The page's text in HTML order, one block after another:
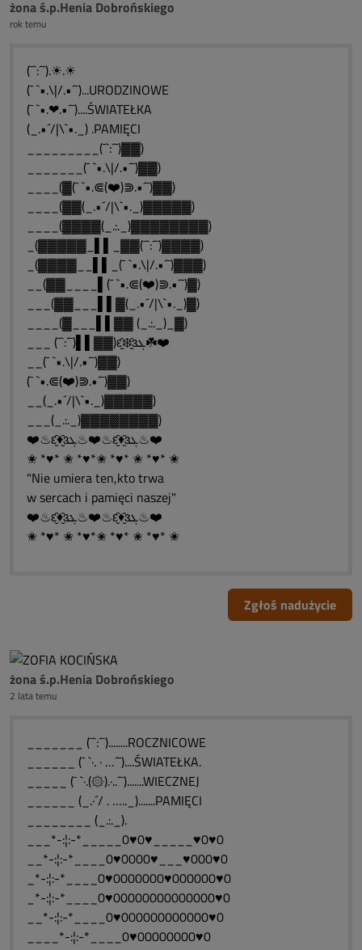
żona ś.p.Henia Dobrońskiego
rok temu
(¯`:´¯).☀.☀
(¯ `•.\|/.•´¯)...URODZINOWE
(¯ `•.❤.•´¯)....ŚWIATEŁKA
(_.•´/|\`•._) .PAMIĘCI
_________(¯`:´¯)▓▓)
_______(¯ `•.\|/.•´¯)▓▓)
____(▓(¯ `•.⋐(❤️)⋑.•´¯)▓▓)
____(▓▓(_.•´/|\`•._)▓▓▓▓▓)
____(▓▓▓▓(_.:._)▓▓▓▓▓▓▓▓)
_(▓▓▓▓▓_▌▌_▓▓(¯`:´¯)▓▓▓▓)
_(▓▓▓▓__▌▌_(¯ `•.\|/.•´¯)▓▓▓)
__(▓▓____▌(¯ `•.⋐(❤️)⋑.•´¯)▓)
___(▓▓___▌▌▓(_.•´/|\`•._)▓)
____(▓___▌▌▓▓ (_.:._)_▓)
___ (¯`:´¯)▌▌▓▓)ԑ̮̑❄️̮̑ɜܓ☘️❤️
__(¯ `•.\|/.•´¯)▓▓)
(¯ `•.⋐(❤️)⋑.•´¯)▓▓)
__(_.•´/|\`•._)▓▓▓▓▓)
___(_.:._)▓▓▓▓▓▓▓▓)
❤️♨ԑ̮̑♦̮̑ɜܓ♨❤️♨ԑ̮̑♦̮̑ɜܓ♨❤️
✬ *♥* ✬ *♥*✬ *♥* ✬ *♥* ✬
"Nie umiera ten,kto trwa
w sercach i pamięci naszej"
❤️♨ԑ̮̑♦̮̑ɜܓ♨❤️♨ԑ̮̑♦̮̑ɜܓ♨❤️
✬ *♥* ✬ *♥*✬ *♥* ✬ *♥* ✬
Zgłoś nadużycie
żona ś.p.Henia Dobrońskiego
2 lata temu
_______ (¯`:´¯)........ROCZNICOWE
______ (¯ `·. · …´¯)....ŚWIATEŁKA.
_____ (¯ `·.(۞).·..´¯).......WIECZNEJ
______ (_.·´/ . ….._).......PAMIĘCI
________ (_.:._).
___*-:¦:-*_____0♥0♥_____♥0♥0
__*-:¦:-*____0♥0000♥___♥000♥0
_*-:¦:-*____0♥0000000♥000000♥0
_*-:¦:-*____0♥00000000000000♥0
__*-:¦:-*____0♥000000000000♥0
____*-:¦:-*____0♥00000000♥0